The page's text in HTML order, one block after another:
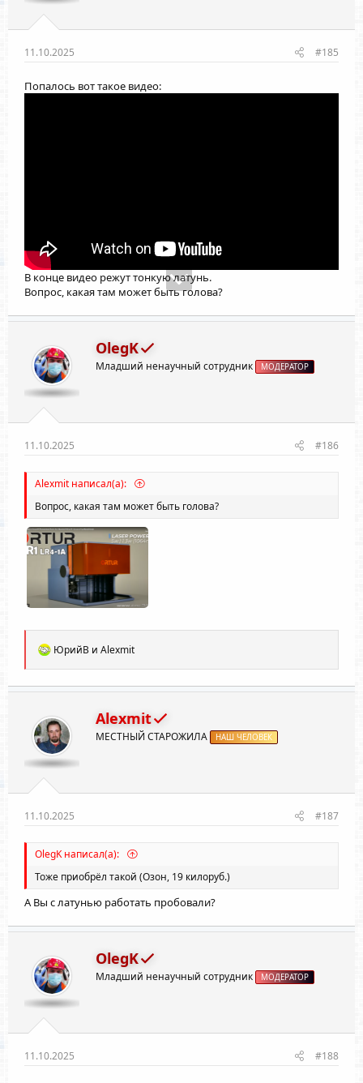
11.10.2025 #185
Попалось вот такое видео:
В конце видео режут тонкую латунь.
Вопрос, какая там может быть голова?
OlegK
Младший ненаучный сотрудник МОДЕРАТОР
11.10.2025 #186
Alexmit написал(а):
Вопрос, какая там может быть голова?
Р
а
к
и
и
:
ЮрийВ и Alexmit
Alexmit
МЕСТНЫЙ СТАРОЖИЛА НАШ ЧЕЛОВЕК
11.10.2025 #187
OlegK написал(а):
Тоже приобрёл такой (Озон, 19 килоруб.)
А Вы с латунью работать пробовали?
OlegK
Младший ненаучный сотрудник МОДЕРАТОР
11.10.2025 #188